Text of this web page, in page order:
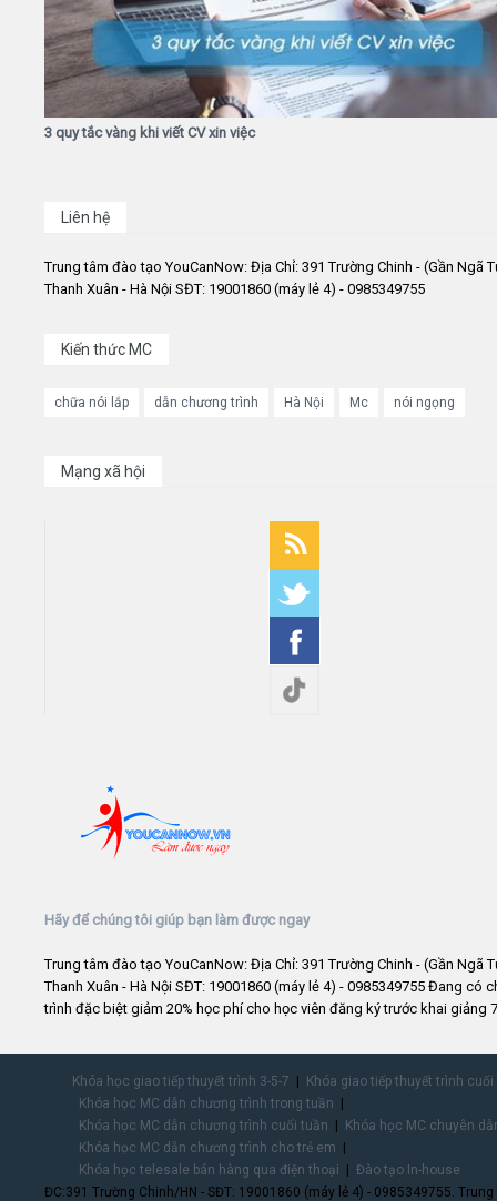
3 quy tắc vàng khi viết CV xin việc
Liên hệ
Trung tâm đào tạo YouCanNow: Địa Chỉ: 391 Trường Chinh - (Gần Ngã
Thanh Xuân - Hà Nội SĐT: 19001860 (máy lẻ 4) - 0985349755
Kiến thức MC
chữa nói lắp dẫn chương trình Hà Nội Mc nói ngọng
Mạng xã hội
Hãy để chúng tôi giúp bạn làm được ngay
Trung tâm đào tạo YouCanNow: Địa Chỉ: 391 Trường Chinh - (Gần Ngã
Thanh Xuân - Hà Nội SĐT: 19001860 (máy lẻ 4) - 0985349755 Đang có
trình đặc biệt giảm 20% học phí cho học viên đăng ký trước khai giảng
Khóa học giao tiếp thuyết trình 3-5-7
Khóa giao tiếp thuyết trình
Khóa học MC dẫn chương trình trong tuần
Khóa học MC dẫn chương trình cuối tuần
Khóa học MC chuyên
Khóa học MC dẫn chương trình cho trẻ em
Khóa học telesale bán hàng qua điện thoại
Đào tạo In-house
ĐC:391 Trường Chinh/HN - SĐT: 19001860 (máy lẻ 4) - 0985349755.